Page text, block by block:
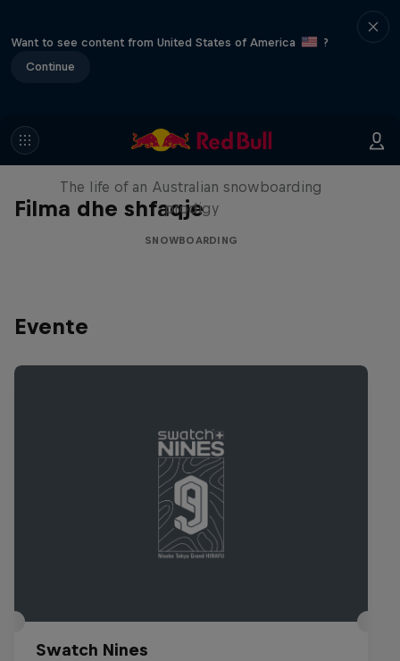
Want to see content from United States of America
?
Continue
Filma dhe shfaqje
Volare: Valentino Guseli
The life of an Australian snowboarding
prodigy
SNOWBOARDING
Evente
Swatch Nines